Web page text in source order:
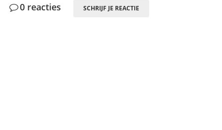
0 reacties SCHRIJF JE REACTIE